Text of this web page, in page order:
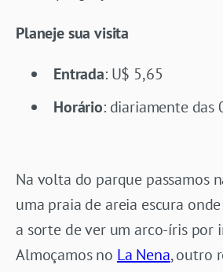
Planeje sua visita
Entrada: U$ 5,65
Horário: diariamente das
Na volta do parque passamos
uma praia de areia escura
a sorte de ver um arco-íris por
Almoçamos no La Nena, outro